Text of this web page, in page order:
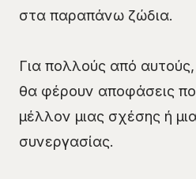
στα παραπάνω ζώδια.
Για πολλούς από
θα φέρουν αποφάσεις
μέλλον μιας σχέσης ή
συνεργασίας.